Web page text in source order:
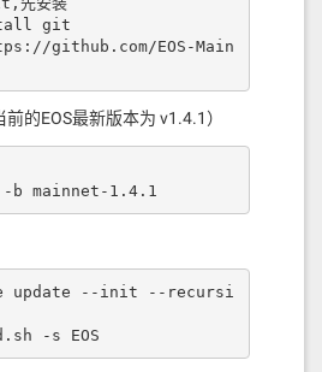
git
github.com/EOS-Main
的EOS最新版本为 v1.4.1）
b mainnet-1.4.1
update --init --recursi
-s EOS